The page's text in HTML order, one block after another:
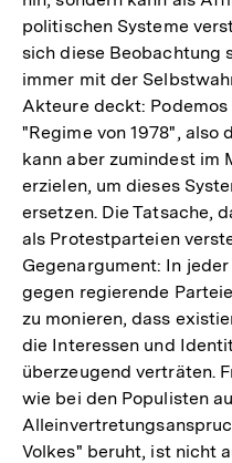
politischen Systeme
sich diese Beobachtung
immer mit der
Akteure deckt:
"Regime von 1978", also
kann aber zumindest im
erzielen, um dieses
ersetzen. Die Tatsache,
als Protestparteien
Gegenargument: In
gegen regierende
zu monieren, dass
die Interessen und
überzeugend verträten.
wie bei den Populisten
Volkes" beruht, ist nicht